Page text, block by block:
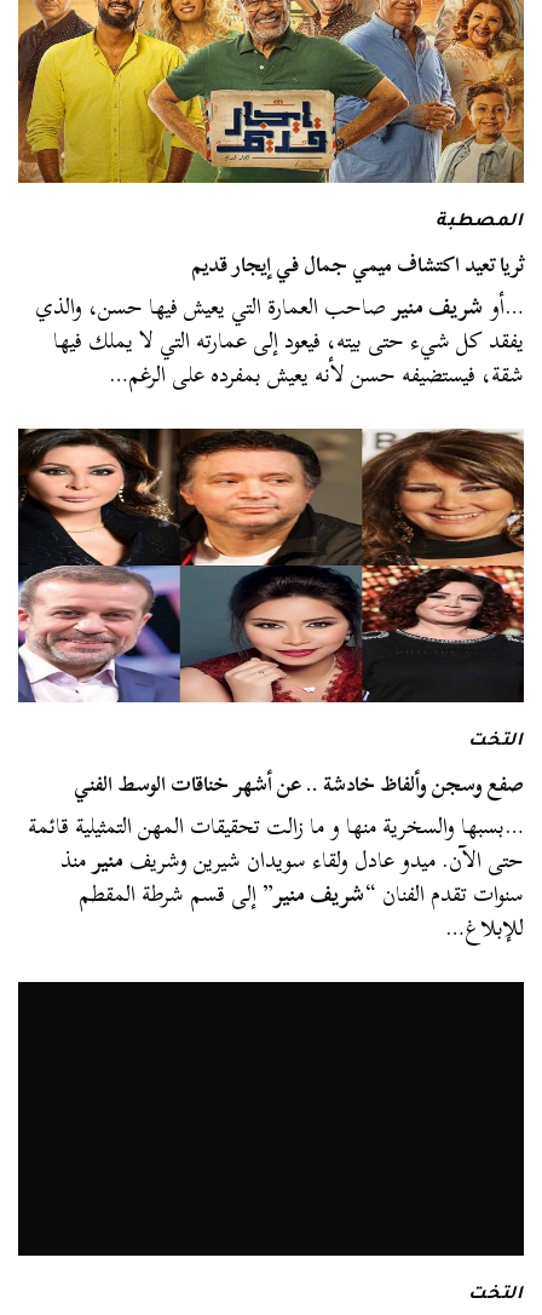
المصطبة
ثريا تعيد اكتشاف ميمي جمال في إيجار قديم
…أوشريف منيرصاحب العمارة التي يعيش فيها حسن، والذي
يفقد كل شيء حتى بيته، فيعود إلى عمارته التي لا يملك فيها
شقة، فيستضيفه حسن لأنه يعيش بمفرده على الرغم…
التخت
صفع وسجن وألفاظ خادشة .. عن أشهر خناقات الوسط الفني
…بسبها والسخرية منها و ما زالت تحقيقات المهن التمثيلية قائمة
حتى الآن. ميدو عادل ولقاء سويدان شيرين وشريفمنيرمنذ
سنوات تقدم الفنان “شريف منير” إلى قسم شرطة المقطم
للإبلاغ…
التخت